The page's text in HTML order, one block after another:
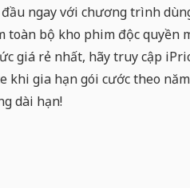
ngay với chương trình
toàn bộ kho phim độc quyền
giá rẻ nhất, hãy truy cập
khi gia hạn gói cước theo
dài hạn!